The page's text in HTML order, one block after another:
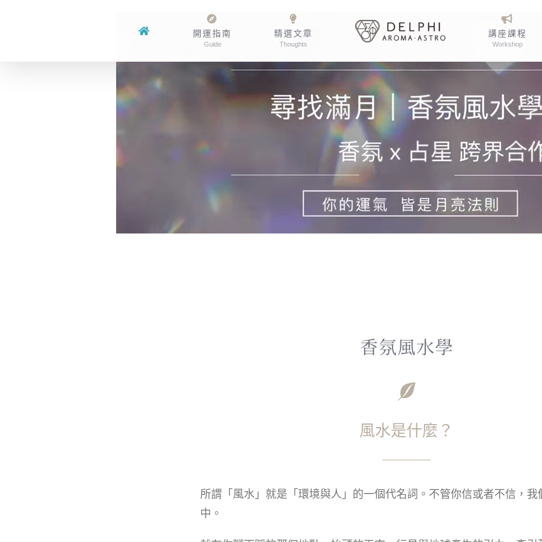
開運指南
Guide
精選文章
Thoughts
講座課程
Workshop
香氛風水學
風水是什麼？
所謂「風水」就是「環境與人」的一個代名詞。 不管你信或者不信，我
中。